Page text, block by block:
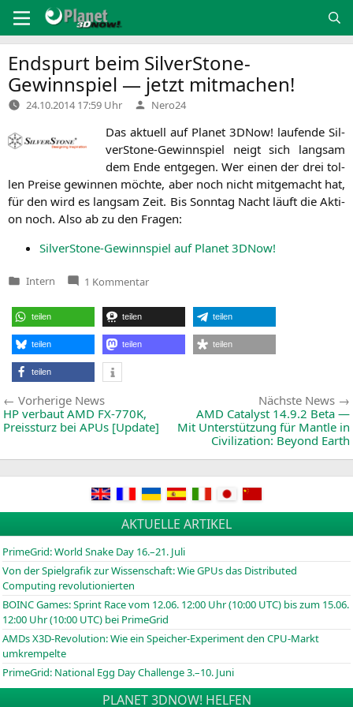
Inhalt
springen
Endspurt beim SilverStone-
Gewinnspiel — jetzt mitmachen!
24.10.2014 17:59 Uhr Verfasst
von
Nero24
Das aktu­ell auf Pla­net 3DNow! lau­fen­de Sil­
ver­Stone-Gewinn­spiel neigt sich lang­sam
dem Ende ent­ge­gen. Wer einen der drei tol­
len Prei­se gewin­nen möch­te, aber noch nicht mit­ge­macht hat,
für den wird es lang­sam Zeit. Bis Sonn­tag Nacht läuft die Akti­
on noch. Also ab zu den Fragen:
Sil­ver­Stone-Gewinn­spiel auf Pla­net 3DNow!
Veröffentlicht
Intern 1 Kommentarzu
SilverStone-
Gewinnspiel
—
mitmachen!
teilen teilen teilen
teilen teilen teilen
teilen
Beitragsnavigation
Vorherige NewsVorherige
News:
HP verbaut AMD FX-770K,
Preissturz bei APUs [Update]
Nächste News
AMD Catalyst 14.9.2 Beta —
Mit Unterstützung für Mantle in
Civilization: Beyond Earth
AKTUELLE ARTIKEL
PrimeGrid: World Snake Day 16.–21. Juli
Von der Spielgrafik zur Wissenschaft: Wie GPUs das Distributed
Computing revolutionierten
BOINCGames: Sprint Race vom 12.06. 12:00 Uhr (10:00 UTC) bis zum 15.06.
12:00 Uhr (10:00 UTC) bei PrimeGrid
AMDs X3D-Revolution: Wie ein Speicher-Experiment den CPU-Markt
umkrempelte
PrimeGrid: National Egg Day Challenge 3.–10. Juni
PLANET 3DNOW! HELFEN